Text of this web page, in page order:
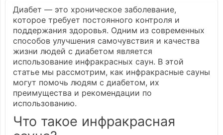
Диабет — это хроническое заболевание,
которое требует постоянного контроля и
поддержания здоровья. Одним из современных
способов улучшения самочувствия и качества
жизни людей с диабетом является
использование инфракрасных саун. В этой
статье мы рассмотрим, как инфракрасные сауны
могут помочь людям с диабетом, их
преимущества и рекомендации по
использованию.
Что такое инфракрасная